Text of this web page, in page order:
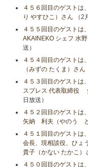
４５６回目のゲスト
り やすひこ）さん （2
４５５回目のゲストは
AKAINEKO シェフ 水
送）
４５４回目のゲストは
（みずの たくま）さん
４５３回目のゲストは
スプレス 代表取締役
日放送）
４５２回目のゲスト
矢納 利夫（やのう
４５１回目のゲスト
会長、現相談役、ひょ
貴子（かない たかこ）
４５０回目のゲスト